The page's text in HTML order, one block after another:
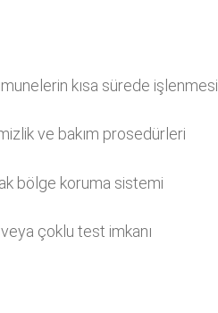
kısa sürede işlenmesi
ve bakım prosedürleri
bölge koruma sistemi
çoklu test imkanı